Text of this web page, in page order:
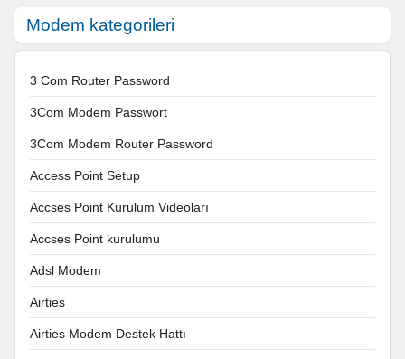
Modem kategorileri
3 Com Router Password
3Com Modem Passwort
3Com Modem Router Password
Access Point Setup
Accses Point Kurulum Videoları
Accses Point kurulumu
Adsl Modem
Airties
Airties Modem Destek Hattı